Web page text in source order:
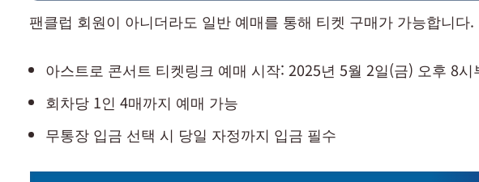
팬클럽 회원이 아니더라도 일반 예매를 통해 티켓 구매가 가능합니다.
아스트로 콘서트 티켓링크 예매 시작: 2025년 5월 2일(금) 오후 8시
회차당 1인 4매까지 예매 가능
무통장 입금 선택 시 당일 자정까지 입금 필수